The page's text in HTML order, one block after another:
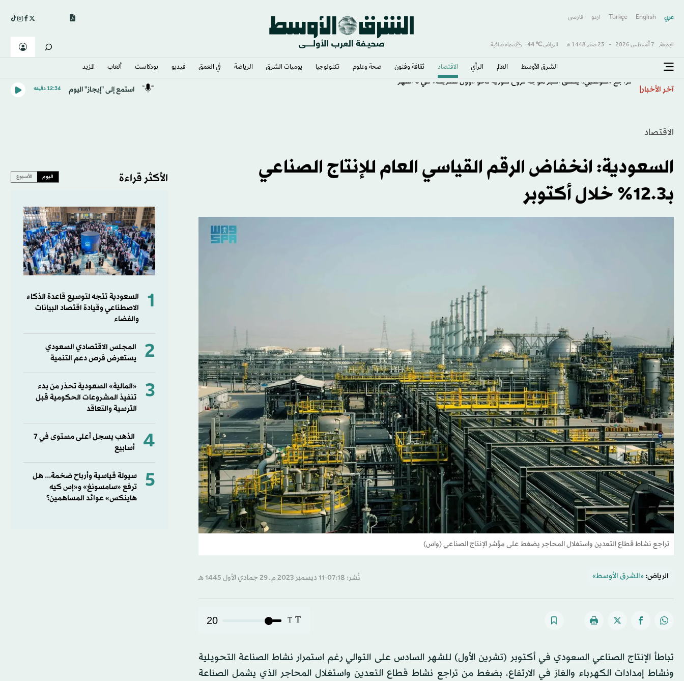
عربي English
Türkçe اردو فارسى
الجمعة, 7 أغسطس 2026 - 23 صفَر 1448 هـ الرياض℃
44 سماء صافية
الشرق الأوسط​ العالم الرأي الاقتصاد ثقافة وفنون صحة وعلوم تكنولوجيا يوميات الشرق​ الرياضة في العمق فيديو بودكاست ألعاب المزيد
آخر الأخبار تراجع «كوسبي» يُطلق أكبر موجة نزوح كورية نحو «وول ستريت» في 6 أشهر استمع إلى "إيجاز" اليوم 12:34 دقيقه
الاقتصاد
السعودية: انخفاض الرقم القياسي العام للإنتاج الصناعي
بـ12.3% خلال أكتوبر
تراجع نشاط قطاع التعدين واستغلال المحاجر يضغط على مؤشر الإنتاج الصناعي (واس)
الرياض: «الشرق الأوسط» نُشر: 07:18-11 ديسمبر 2023 م ـ 29 جمادي الأول 1445 هـ
T
T
20
تباطأ الإنتاج الصناعي السعودي في أكتوبر (تشرين الأول) للشهر السادس على التوالي رغم استمرار نشاط الصناعة التحويلية
ونشاط إمدادات الكهرباء والغاز في الارتفاع، بضغط من تراجع نشاط قطاع التعدين واستغلال المحاجر الذي يشمل الصناعة
الأكثر قراءة اليوم الأسبوع
1
السعودية تتجه لتوسيع قاعدة الذكاء
الاصطناعي وقيادة اقتصاد البيانات
والفضاء
2
المجلس الاقتصادي السعودي
يستعرض فرص دعم التنمية
3
«المالية» السعودية تحذر من بدء
تنفيذ المشروعات الحكومية قبل
الترسية والتعاقد
4
الذهب يسجل أعلى مستوى في 7
أسابيع
5
سيولة قياسية وأرباح ضخمة... هل
ترفع «سامسونغ» و«إس كيه
هاينكس» عوائد المساهمين؟